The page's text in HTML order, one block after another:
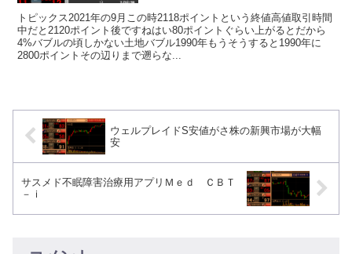
トピックス2021年の9月この時2118ポイントという終値高値取引時間
中だと2120ポイント後ですねはい80ポイントぐらい上がるとだから
4%バブルの頃しかない土地バブル1990年もうそうすると1990年に
2800ポイントその辺りまで遡らな...
ウェルプレイドS安値がさ株の新興市場が大幅
安
サスメド不眠障害治療用アプリＭｅｄ ＣＢＴ
－ｉ